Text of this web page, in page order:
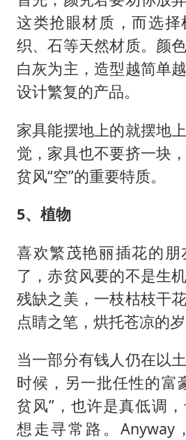
这类抢眼材质，而选
织、石等天然材质。颜
白灰为主，造型越简单
设计繁复的产品。
家具能摆地上的就摆地
觉，家具也不要挤一块
贫风“空”的重要特质。
5、植物
喜欢繁茂艳丽插花的
了，赤贫风要的不是生
残缺之美，一枝枯枝干
点睛之笔，烘托苍凉的岁
当一部分有钱人仍在以
时候，另一批任性的富
贫风”，也许是真低调
想走寻常路。Anyway